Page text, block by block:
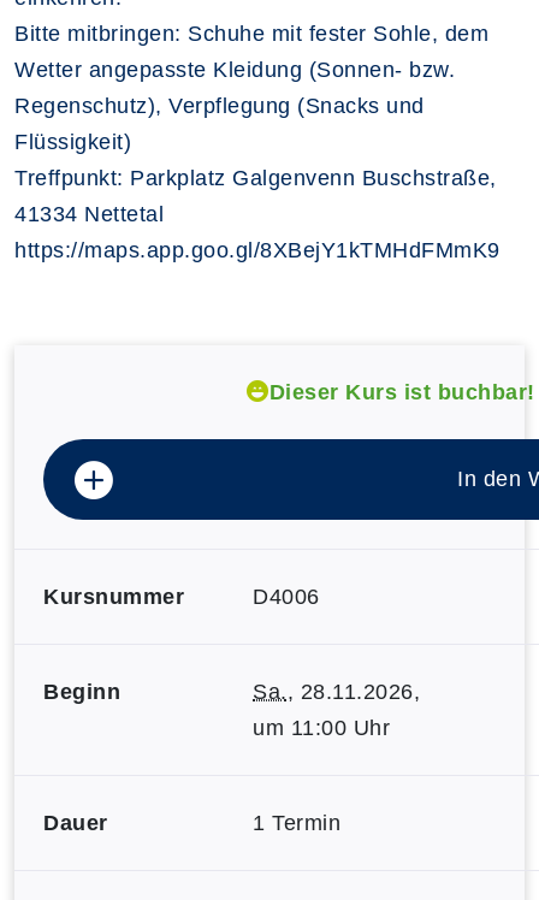
Bitte mitbringen: Schuhe mit fester Sohle, dem
Wetter angepasste Kleidung (Sonnen- bzw.
Regenschutz), Verpflegung (Snacks und
Flüssigkeit)
Treffpunkt: Parkplatz Galgenvenn Buschstraße,
41334 Nettetal
https://maps.app.goo.gl/8XBejY1kTMHdFMmK9
Dieser Kurs ist buchbar!
In den
Kursnummer D4006
Beginn Sa., 28.11.2026,
um 11:00 Uhr
Dauer 1 Termin